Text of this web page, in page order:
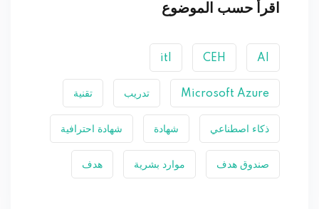
اقرأ حسب الموضوع
AI
CEH
itl
Microsoft Azure تدريب تقنية
ذكاء اصطناعي شهادة شهادة احترافية
صندوق هدف موارد بشرية هدف